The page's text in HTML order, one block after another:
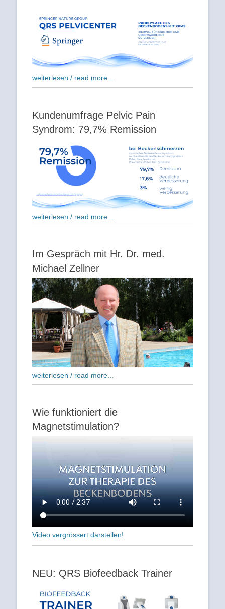
weiterlesen / read more...
Kundenumfrage Pelvic Pain
Syndrom: 79,7% Remission
weiterlesen / read more...
Im Gespräch mit Hr. Dr. med.
Michael Zellner
weiterlesen / read more...
Wie funktioniert die
Magnetstimulation?
Video vergrössert darstellen!
NEU: QRS Biofeedback Trainer